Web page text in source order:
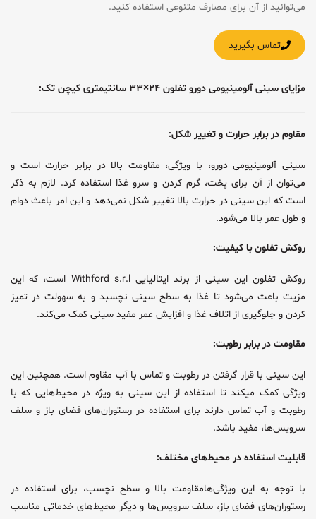
می‌توانید از آن برای مصارف متنوعی استفاده کنید.
تماس بگیرید
مزایای سینی آلومینیومی دورو تفلون ۲۴×۳۳ سانتیمتری کیچن تک:
مقاوم در برابر حرارت و تغییر شکل:
سینی آلومینیومی دورو، با ویژگی، مقاومت بالا در برابر حرارت است و
می‌توان از آن برای پخت، گرم کردن و سرو غذا استفاده کرد. لازم به ذکر
است که این سینی در حرارت بالا تغییر شکل نمی‌دهد و این امر باعث دوام
و طول عمر بالا می‌شود.
روکش تفلون با کیفیت:
روکش تفلون این سینی از برند ایتالیایی Withford s.r.l است، که این
مزیت باعث می‌شود تا غذا به سطح سینی نچسبد و به سهولت در تمیز
کردن و جلوگیری از اتلاف غذا و افزایش عمر مفید سینی کمک می‌کند.
مقاومت در برابر رطوبت:
این سینی با قرار گرفتن در رطوبت و تماس با آب مقاوم است. همچنین این
ویژگی کمک میکند تا استفاده از این سینی به ویژه در محیط‌هایی که با
رطوبت و آب تماس دارند برای استفاده در رستوران‌های فضای باز و سلف
سرویس‌ها، مفید باشد.
قابلیت استفاده در محیط‌های مختلف:
با توجه به این ویژگی‌هامقاومت بالا و سطح نچسب، برای استفاده در
رستوران‌های فضای باز، سلف سرویس‌ها و دیگر محیط‌های خدماتی مناسب